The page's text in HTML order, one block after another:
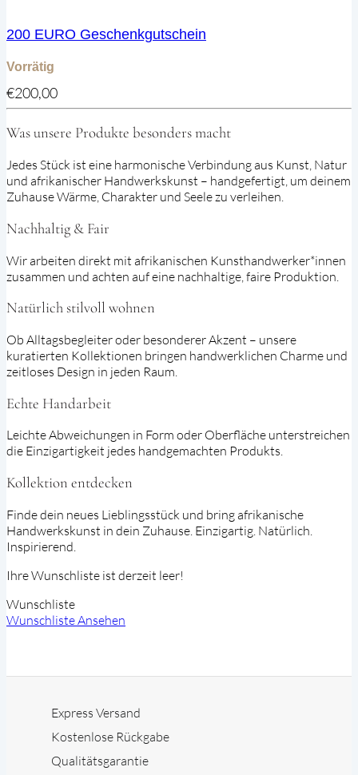
200 EURO Geschenkgutschein
Vorrätig
€200,00
Was unsere Produkte besonders macht
Jedes Stück ist eine harmonische Verbindung aus Kunst, Natur
und afrikanischer Handwerkskunst – handgefertigt, um deinem
Zuhause Wärme, Charakter und Seele zu verleihen.
Nachhaltig & Fair
Wir arbeiten direkt mit afrikanischen Kunsthandwerker*innen
zusammen und achten auf eine nachhaltige, faire Produktion.
Natürlich stilvoll wohnen
Ob Alltagsbegleiter oder besonderer Akzent – unsere
kuratierten Kollektionen bringen handwerklichen Charme und
zeitloses Design in jeden Raum.
Echte Handarbeit
Leichte Abweichungen in Form oder Oberfläche unterstreichen
die Einzigartigkeit jedes handgemachten Produkts.
Kollektion entdecken
Finde dein neues Lieblingsstück und bring afrikanische
Handwerkskunst in dein Zuhause. Einzigartig. Natürlich.
Inspirierend.
Ihre Wunschliste ist derzeit leer!
Wunschliste
Wunschliste Ansehen
Express Versand
Kostenlose Rückgabe
Qualitätsgarantie